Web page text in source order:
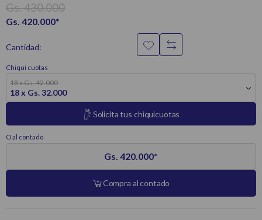
Gs. 430.000
Gs. 420.000*
Cantidad:
Chiqui cuotas
18 x Gs. 42.000
18 x Gs. 32.000
Solicita tus chiquicuotas
O al contado
Gs. 420.000*
Compra al contado